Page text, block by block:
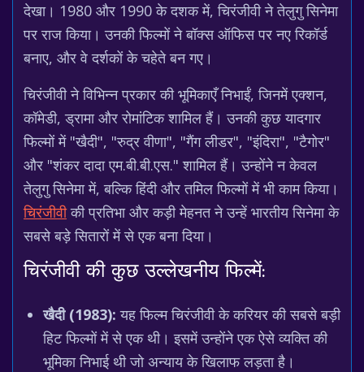
देखा। 1980 और 1990 के दशक में, चिरंजीवी ने तेलुगु सिनेमा
पर राज किया। उनकी फिल्मों ने बॉक्स ऑफिस पर नए रिकॉर्ड
बनाए, और वे दर्शकों के चहेते बन गए।
चिरंजीवी ने विभिन्न प्रकार की भूमिकाएँ निभाईं, जिनमें एक्शन,
कॉमेडी, ड्रामा और रोमांटिक शामिल हैं। उनकी कुछ यादगार
फिल्मों में "खैदी", "रुद्र वीणा", "गैंग लीडर", "इंदिरा", "टैगोर"
और "शंकर दादा एम.बी.बी.एस." शामिल हैं। उन्होंने न केवल
तेलुगु सिनेमा में, बल्कि हिंदी और तमिल फिल्मों में भी काम किया।
चिरंजीवीकी प्रतिभा और कड़ी मेहनत ने उन्हें भारतीय सिनेमा के
सबसे बड़े सितारों में से एक बना दिया।
चिरंजीवी की कुछ उल्लेखनीय फिल्में:
खैदी (1983): यह फिल्म चिरंजीवी के करियर की सबसे बड़ी
हिट फिल्मों में से एक थी। इसमें उन्होंने एक ऐसे व्यक्ति की
भूमिका निभाई थी जो अन्याय के खिलाफ लड़ता है।